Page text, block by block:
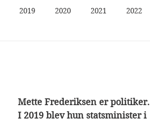
2019 2020 2021 2022
Mette Frederiksen er politiker.
I 2019 blev hun statsminister i